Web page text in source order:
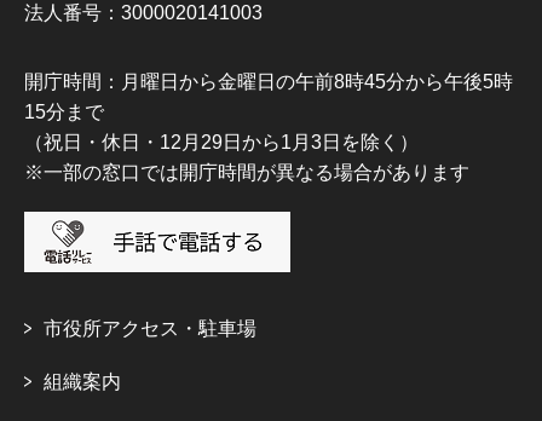
法人番号：3000020141003
開庁時間：月曜日から金曜日の午前8時45分から午後5時
15分まで
（祝日・休日・12月29日から1月3日を除く）
※一部の窓口では開庁時間が異なる場合があります
市役所アクセス・駐車場
組織案内